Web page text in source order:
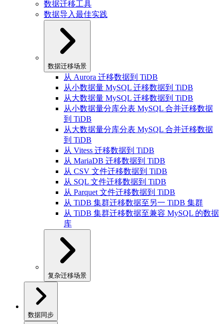
数据迁移工具
数据导入最佳实践
数据迁移场景
从 Aurora 迁移数据到 TiDB
从小数据量 MySQL 迁移数据到 TiDB
从大数据量 MySQL 迁移数据到 TiDB
从小数据量分库分表 MySQL 合并迁移数据
到 TiDB
从大数据量分库分表 MySQL 合并迁移数据
到 TiDB
从 Vitess 迁移数据到 TiDB
从 MariaDB 迁移数据到 TiDB
从 CSV 文件迁移数据到 TiDB
从 SQL 文件迁移数据到 TiDB
从 Parquet 文件迁移数据到 TiDB
从 TiDB 集群迁移数据至另一 TiDB 集群
从 TiDB 集群迁移数据至兼容 MySQL 的数据
库
复杂迁移场景
数据同步